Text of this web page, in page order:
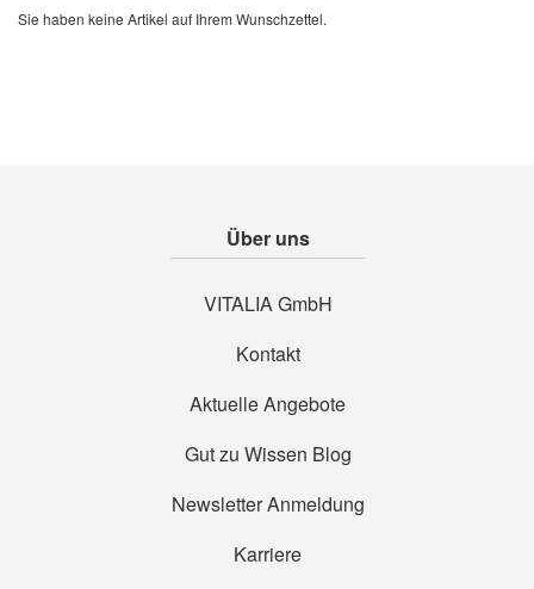
Sie haben keine Artikel auf Ihrem Wunschzettel.
Über uns
VITALIA GmbH
Kontakt
Aktuelle Angebote
Gut zu Wissen Blog
Newsletter Anmeldung
Karriere